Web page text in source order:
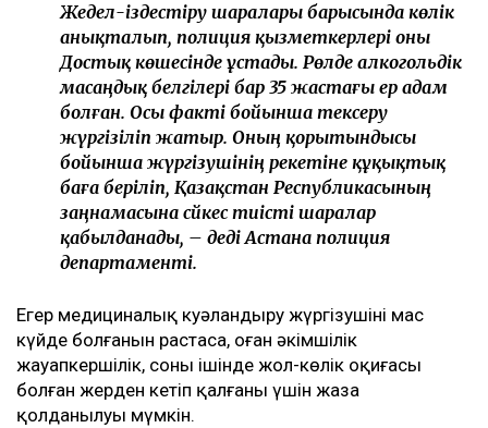
Жедел-іздестіру шаралары барысында көлік
анықталып, полиция қызметкерлері оны
Достық көшесінде ұстады. Рөлде алкогольдік
масаңдық белгілері бар 35 жастағы ер адам
болған. Осы факті бойынша тексеру
жүргізіліп жатыр. Оның қорытындысы
бойынша жүргізушінің әрекетіне құқықтық
баға беріліп, Қазақстан Республикасының
заңнамасына сәйкес тиісті шаралар
қабылданады, – деді Астана полиция
департаменті.
Егер медициналық куәландыру жүргізушінің мас
күйде болғанын растаса, оған әкімшілік
жауапкершілік, соның ішінде жол-көлік оқиғасы
болған жерден кетіп қалғаны үшін жаза
қолданылуы мүмкін.